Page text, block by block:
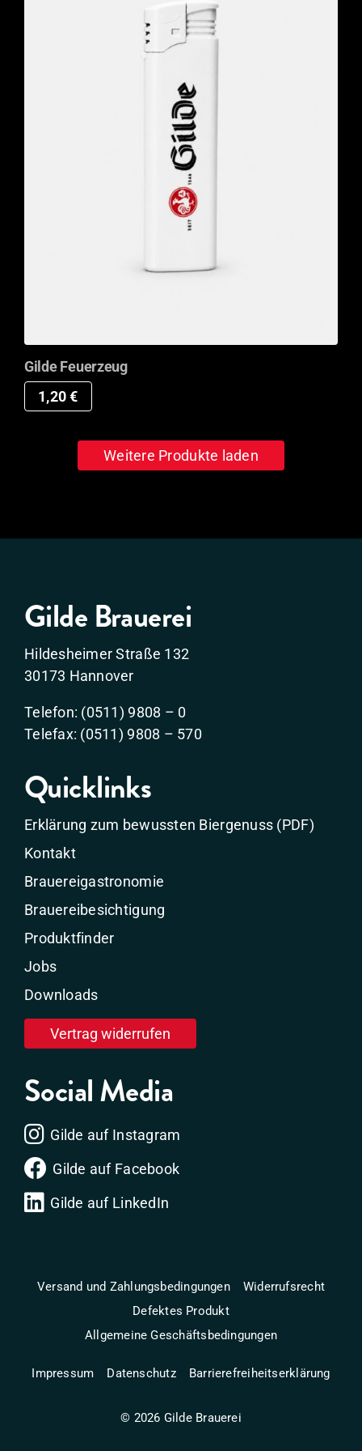
Gilde Feuerzeug
1,20€
Weitere Produkte laden
Gilde Brauerei
Hildesheimer Straße 132
30173 Hannover
Telefon: (0511) 9808 – 0
Telefax: (0511) 9808 – 570
Quicklinks
Erklärung zum bewussten Biergenuss (PDF)
Kontakt
Brauereigastronomie
Brauereibesichtigung
Produktfinder
Jobs
Downloads
Vertrag widerrufen
Social Media
Gilde auf Instagram
Gilde auf Facebook
Gilde auf LinkedIn
Versand und Zahlungsbedingungen
Widerrufsrecht
Defektes Produkt
Allgemeine Geschäftsbedingungen
Impressum Datenschutz Barrierefreiheitserklärung
© 2026 Gilde Brauerei